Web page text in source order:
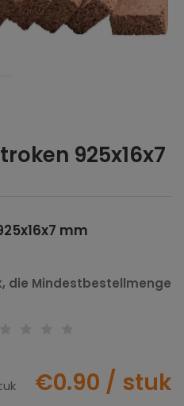
925x16x7
mm
die Mindestbestellmenge
€0.90 / stuk